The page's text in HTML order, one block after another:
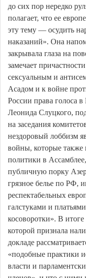
до сих пор нередко
полагает, что ее
эту тему — осудить
наказаний». Она
закрывала глаза на
замечает
сексуальным и
Асадом и к войне
России права голоса
Леонида Слуцкого,
на заседания
нездоровый лоббизм
войны, которые также
политики в
публичную порку
грязное белье по РФ,
респектабельных
галстуками и
косоворотки». В
которой признала
докладе
«подобные практики
власти и